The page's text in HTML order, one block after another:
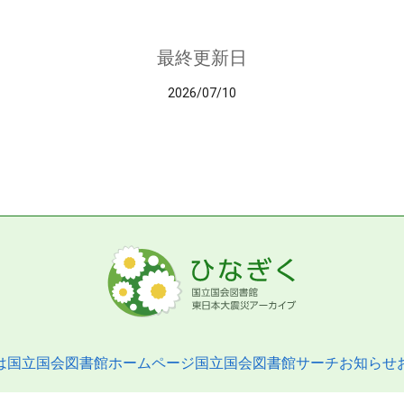
最終更新日
2026/07/10
国立国会図書館ホームページ国立国会図書館サーチお知らせ